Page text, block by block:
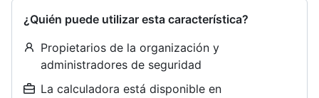
¿Quién puede utilizar esta característica?
Propietarios de la organización y
administradores de seguridad
La calculadora está disponible en